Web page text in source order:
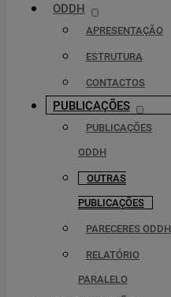
ODDH
APRESENTAÇÃO
ESTRUTURA
CONTACTOS
PUBLICAÇÕES
PUBLICAÇÕES
ODDH
OUTRAS
PUBLICAÇÕES
PARECERES ODDH
RELATÓRIO
PARALELO